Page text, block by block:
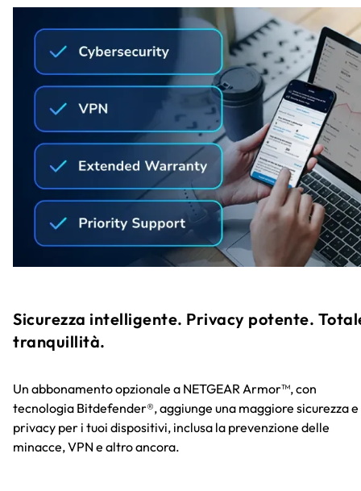
Sicurezza intelligente. Privacy potente.
tranquillità.
Un abbonamento opzionale a NETGEAR Armor™, con
tecnologia Bitdefender®, aggiunge una maggiore sicurezza e
privacy per i tuoi dispositivi, inclusa la prevenzione delle
minacce, VPN e altro ancora.